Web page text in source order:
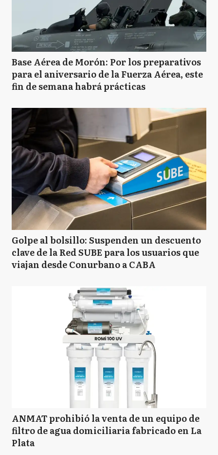
Base Aérea de Morón: Por los preparativos
para el aniversario de la Fuerza Aérea, este
fin de semana habrá prácticas
Golpe al bolsillo: Suspenden un descuento
clave de la Red SUBE para los usuarios que
viajan desde Conurbano a CABA
ANMAT prohibió la venta de un equipo de
filtro de agua domiciliaria fabricado en La
Plata